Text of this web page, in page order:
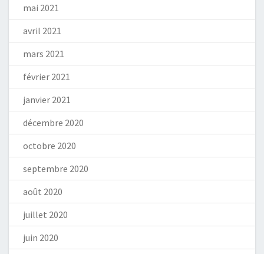
mai 2021
avril 2021
mars 2021
février 2021
janvier 2021
décembre 2020
octobre 2020
septembre 2020
août 2020
juillet 2020
juin 2020